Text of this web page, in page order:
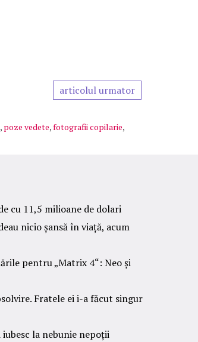
articolul urmator
, poze vedete,fotografii copilarie,
cu 11,5 milioane de dolari
nicio șansă în viață, acum
pentru „Matrix 4“: Neo și
Fratele ei i-a făcut singur
la nebunie nepoții